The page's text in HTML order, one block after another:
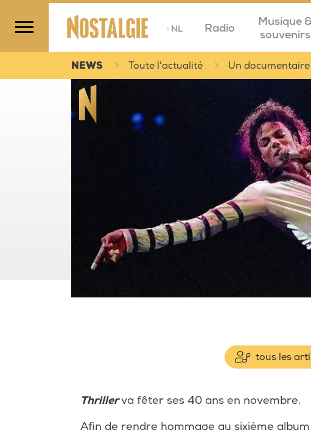
>NL Radio
Musique &
souvenirs
NEWS Toute l'actualité Un
tous les
Thrillerva fêter ses 40 ans en novembre.
Afin de rendre hommage au sixième